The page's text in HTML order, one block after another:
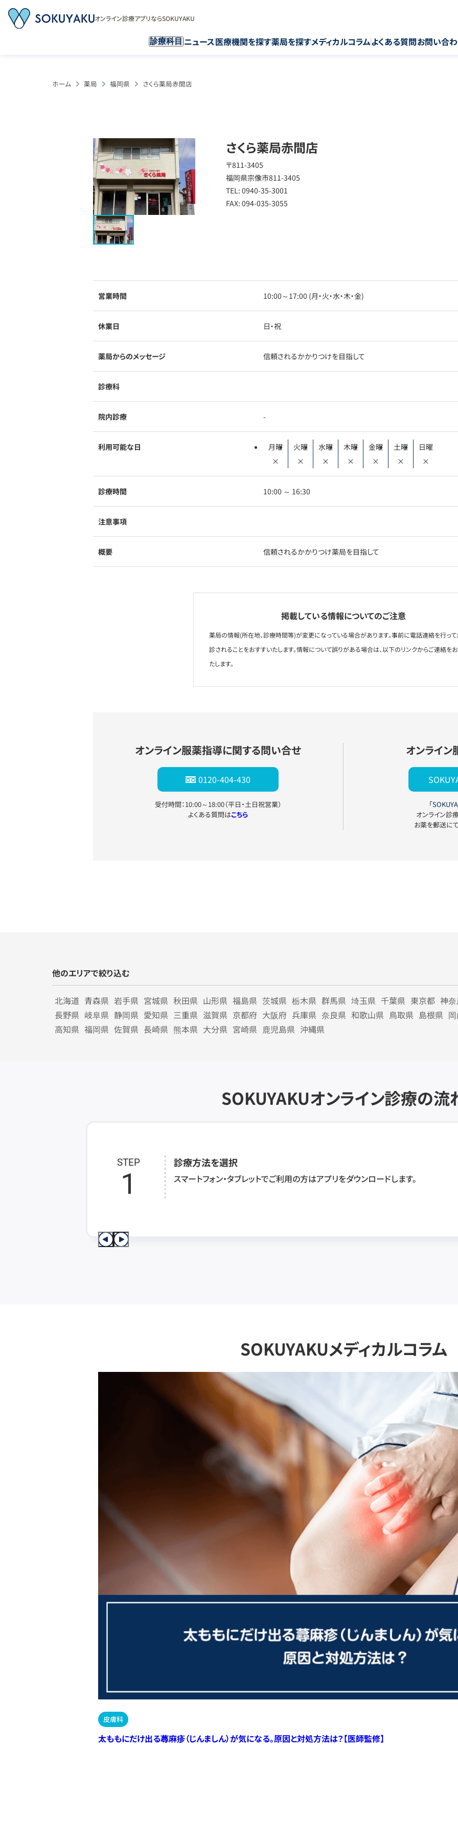
オンライン診療アプリならSOKUYAKU
診療科目 ニュース医療機関を探す薬局を探すメディカルコラムよくある質問お問い合
ホーム 薬局 福岡県 さくら薬局赤間店
さくら薬局赤間店
〒811-3405
福岡県宗像市811-3405
TEL: 0940-35-3001
FAX: 094-035-3055
営業時間 10:00～17:00 (月・火・水・木・金)
休業日 日・祝
薬局からのメッセージ 信頼されるかかりつけを目指して
診療科
院内診療 -
利用可能な日
月曜
×
火曜
×
水曜
×
木曜
×
金曜
×
土曜
×
日曜
×
診療時間 10:00 ～ 16:30
注意事項
概要 信頼されるかかりつけ薬局を目指して
掲載している情報についてのご注意
薬局の情報(所在地、診療時間等)が変更になっている場合があります。事前に電話連絡を行っ
診されることをおすすいたします。情報について誤りがある場合は、以下のリンクからご連絡を
たします。
オンライン服薬指導に関する問い合せ
0120-404-430
受付時間：10:00～18:00（平日・土日祝営業）
よくある質問はこちら
オンライ
「
オンライン診
お薬を郵送に
他のエリアで絞り込む
北海道 青森県 岩手県 宮城県 秋田県 山形県 福島県 茨城県 栃木県 群馬県 埼玉県 千葉県 東京都 神
長野県 岐阜県 静岡県 愛知県 三重県 滋賀県 京都府 大阪府 兵庫県 奈良県 和歌山県 鳥取県 島根県
高知県 福岡県 佐賀県 長崎県 熊本県 大分県 宮崎県 鹿児島県 沖縄県
SOKUYAKUオンライン診療の流
STEP
1
診療方法を選択
スマートフォン・タブレットでご利用の方はアプリをダウンロードします。
SOKUYAKUメディカルコラム
皮膚科
太ももにだけ出る蕁麻疹（じんましん）が気になる。原因と対処方法は？【医師監修】